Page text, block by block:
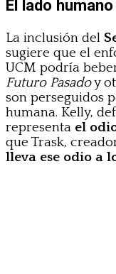
El lado
La inclusión del
sugiere que el
UCM podría
Futuro Pasadoy
son perseguidos
humana. Kelly,
representa el
que Trask,
lleva ese odio a